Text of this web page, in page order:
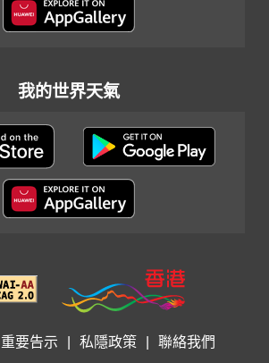
我的世界天氣
重要告示 私隱政策 聯絡我們